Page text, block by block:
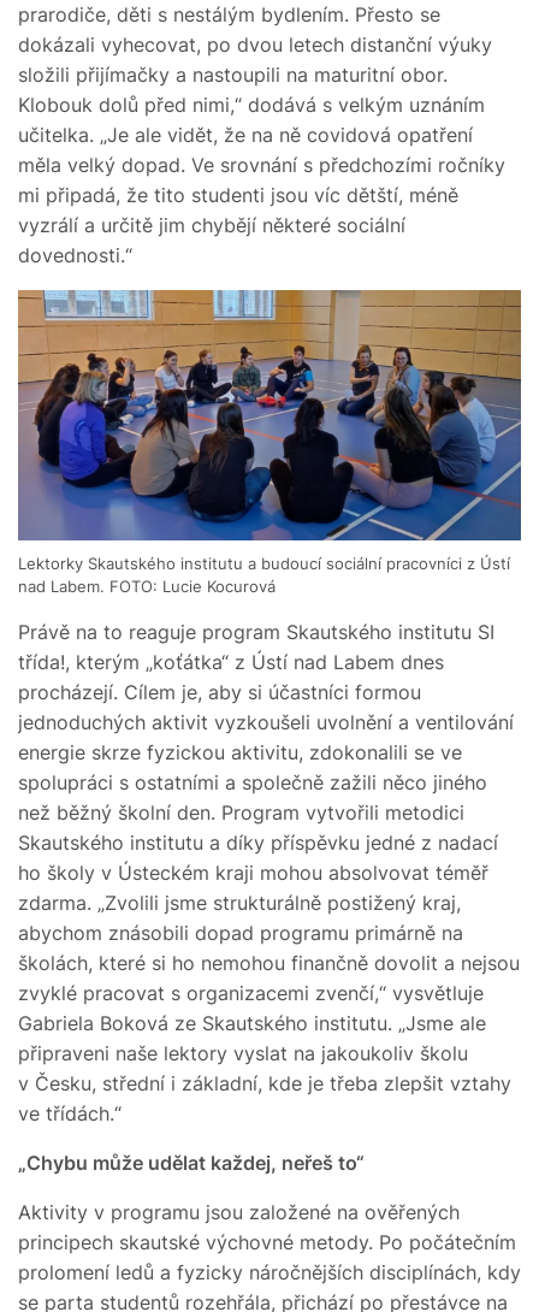
prarodiče, děti s nestálým bydlením. Přesto se
dokázali vyhecovat, po dvou letech distanční výuky
složili přijímačky a nastoupili na maturitní obor.
Klobouk dolů před nimi,“ dodává s velkým uznáním
učitelka. „Je ale vidět, že na ně covidová opatření
měla velký dopad. Ve srovnání s předchozími ročníky
mi připadá, že tito studenti jsou víc dětští, méně
vyzrálí a určitě jim chybějí některé sociální
dovednosti.“
Lektorky Skautského institutu a budoucí sociální pracovníci z Ústí
nad Labem. FOTO: Lucie Kocurová
Právě na to reaguje program Skautského institutu SI
třída!, kterým „koťátka“ z Ústí nad Labem dnes
procházejí. Cílem je, aby si účastníci formou
jednoduchých aktivit vyzkoušeli uvolnění a ventilování
energie skrze fyzickou aktivitu, zdokonalili se ve
spolupráci s ostatními a společně zažili něco jiného
než běžný školní den. Program vytvořili metodici
Skautského institutu a díky příspěvku jedné z nadací
ho školy v Ústeckém kraji mohou absolvovat téměř
zdarma. „Zvolili jsme strukturálně postižený kraj,
abychom znásobili dopad programu primárně na
školách, které si ho nemohou finančně dovolit a nejsou
zvyklé pracovat s organizacemi zvenčí,“ vysvětluje
Gabriela Boková ze Skautského institutu. „Jsme ale
připraveni naše lektory vyslat na jakoukoliv školu
v Česku, střední i základní, kde je třeba zlepšit vztahy
ve třídách.“
„Chybu může udělat každej, neřeš to“
Aktivity v programu jsou založené na ověřených
principech skautské výchovné metody. Po počátečním
prolomení ledů a fyzicky náročnějších disciplínách, kdy
se parta studentů rozehřála, přichází po přestávce na